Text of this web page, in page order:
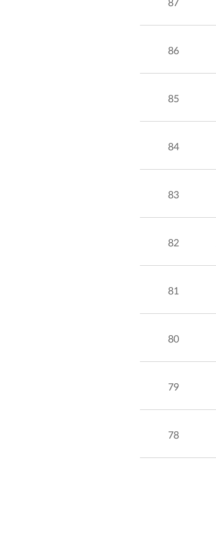
87
86
85
84
83
82
81
80
79
78